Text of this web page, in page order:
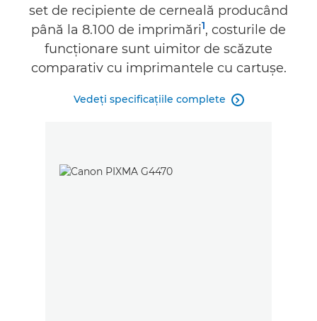
set de recipiente de cerneală producând
până la 8.100 de imprimări1, costurile de
funcţionare sunt uimitor de scăzute
comparativ cu imprimantele cu cartuşe.
Vedeţi specificaţiile complete 